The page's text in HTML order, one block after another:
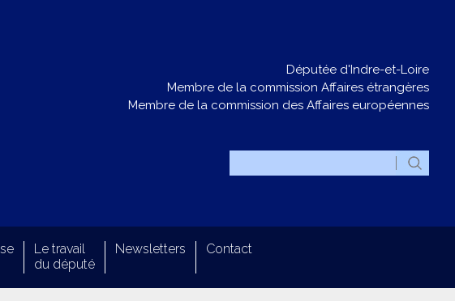
Députée d'Indre-et-Loire
Membre de la commission Affaires étrangères
Membre de la commission des Affaires européennes
Le travail
du député
Newsletters Contact